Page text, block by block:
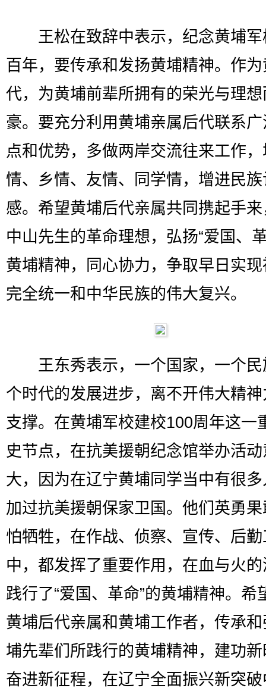
王松在致辞中表示，纪念黄埔军
百年，要传承和发扬黄埔精神。作
代，为黄埔前辈所拥有的荣光与理
豪。要充分利用黄埔亲属后代联系
点和优势，多做两岸交流往来工作
情、乡情、友情、同学情，增进民
感。希望黄埔后代亲属共同携起手
中山先生的革命理想，弘扬“爱国、
黄埔精神，同心协力，争取早日实
完全统一和中华民族的伟大复兴。
王东秀表示，一个国家，一个民
个时代的发展进步，离不开伟大精
支撑。在黄埔军校建校100周年这一
史节点，在抗美援朝纪念馆举办活
大，因为在辽宁黄埔同学当中有很
加过抗美援朝保家卫国。他们英勇
怕牺牲，在作战、侦察、宣传、后
中，都发挥了重要作用，在血与火
践行了“爱国、革命”的黄埔精神。希
黄埔后代亲属和黄埔工作者，传承
埔先辈们所践行的黄埔精神，建功
奋进新征程，在辽宁全面振兴新突